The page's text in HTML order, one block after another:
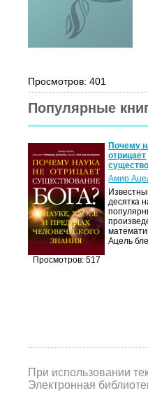
Просмотров: 401
Популярные
Просмотров: 517
Почему
отрицает
Амир
десятка
Ацель
При использовании
Электронная